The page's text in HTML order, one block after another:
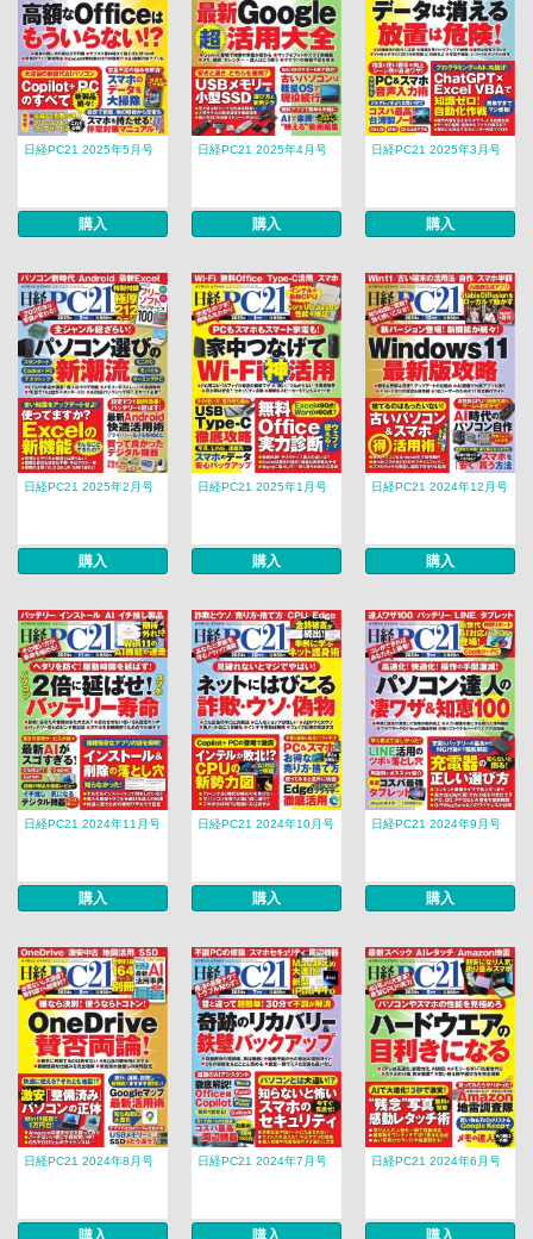
日経PC21 2025年5月号
購入
日経PC21 2025年4月号
購入
日経PC21 2025年3月号
購入
日経PC21 2025年2月号
購入
日経PC21 2025年1月号
購入
日経PC21 2024年12月号
購入
日経PC21 2024年11月号
購入
日経PC21 2024年10月号
購入
日経PC21 2024年9月号
購入
日経PC21 2024年8月号
購入
日経PC21 2024年7月号
購入
日経PC21 2024年6月号
購入